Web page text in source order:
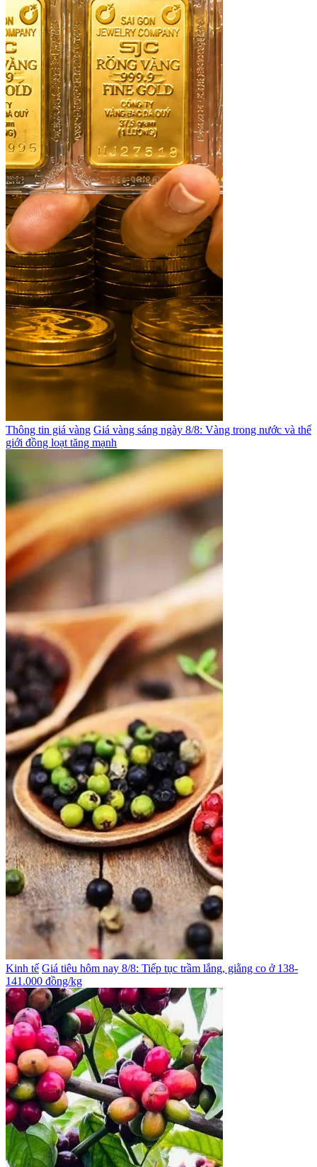
Thông tin giá vàng Giá vàng sáng ngày 8/8: Vàng trong nước và thế
giới đồng loạt tăng mạnh
Kinh tế Giá tiêu hôm nay 8/8: Tiếp tục trầm lắng, giằng co ở 138-
141.000 đồng/kg